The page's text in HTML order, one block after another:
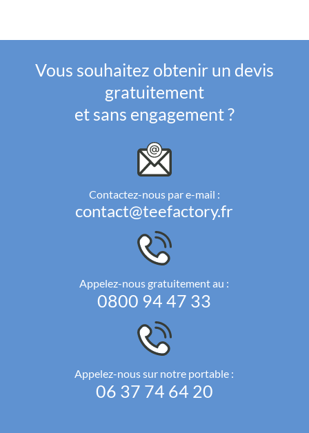
Vous souhaitez obtenir un devis
gratuitement
et sans engagement ?
Contactez-nous par e-mail :
contact@teefactory.fr
Appelez-nous gratuitement au :
0800 94 47 33
Appelez-nous sur notre portable :
06 37 74 64 20